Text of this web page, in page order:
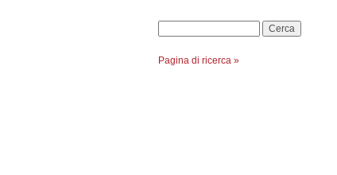
Pagina di ricerca »